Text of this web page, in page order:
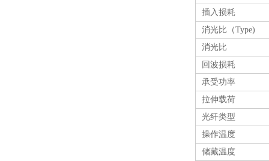
插入损耗
消光比（Type)
消光比
回波损耗
承受功率
拉伸载荷
光纤类型
操作温度
储藏温度